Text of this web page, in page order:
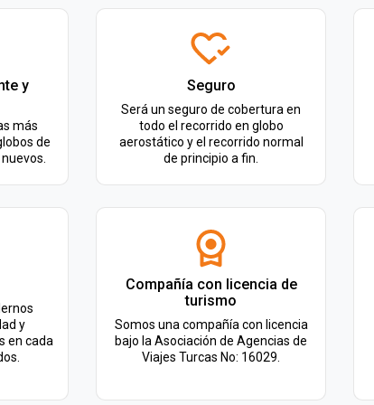
y
más
de
Seguro
Será un seguro de cobertura en
todo el recorrido en globo
aerostático y el recorrido normal
de principio a fin.
y
en cada
Compañía con licencia de
turismo
Somos una compañía con licencia
bajo la Asociación de Agencias de
Viajes Turcas No: 16029.